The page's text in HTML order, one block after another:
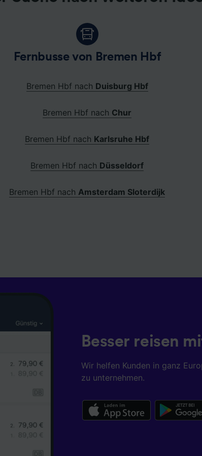
Fernbusse von Bremen Hbf
Bremen Hbf nach Duisburg Hbf
Bremen Hbf nach Chur
Bremen Hbf nach Karlsruhe Hbf
Bremen Hbf nach Düsseldorf
Bremen Hbf nachAmsterdam Sloterdijk
Besser reisen
Wir helfen Kunden in ganz
zu unternehmen.